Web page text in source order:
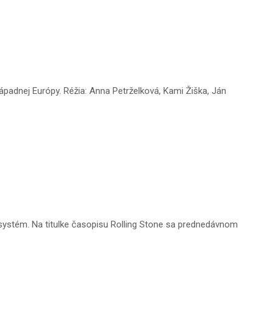
Európy. Réžia: Anna Petrželková, Kami Žiška, Ján
Na titulke časopisu Rolling Stone sa prednedávnom